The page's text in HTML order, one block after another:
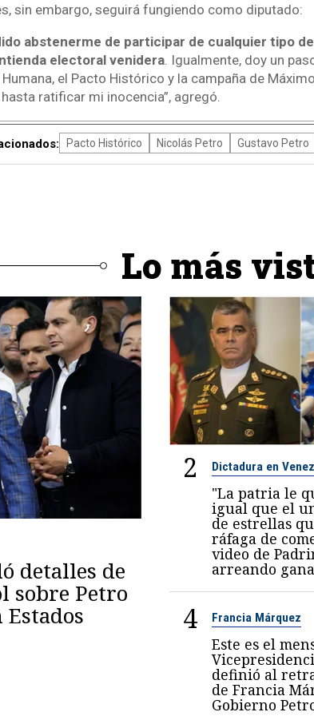
sin embargo, seguirá fungiendo como diputado:
abstenerme de participar de cualquier tipo
electoral venidera. Igualmente, doy un
el Pacto Histórico y la campaña de
ratificar mi inocencia”, agregó.
Pacto Histórico Nicolás Petro Gustavo Petro
Lo más
detalles de
sobre Petro
2 Dictadura en
"La patria le
igual que el
de estrellas
ráfaga de
video de
arreando
4 Francia Márquez
Este es el
definió al
de Francia
Gobierno